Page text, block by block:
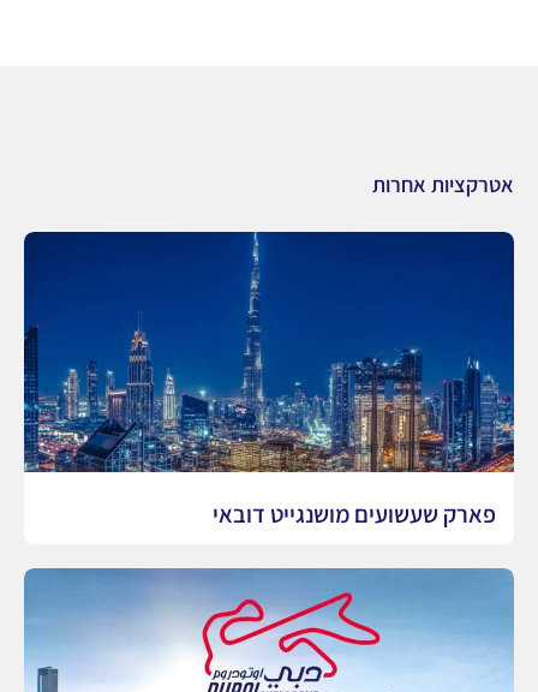
אטרקציות אחרות
פארק שעשועים מושנגייט דובאי